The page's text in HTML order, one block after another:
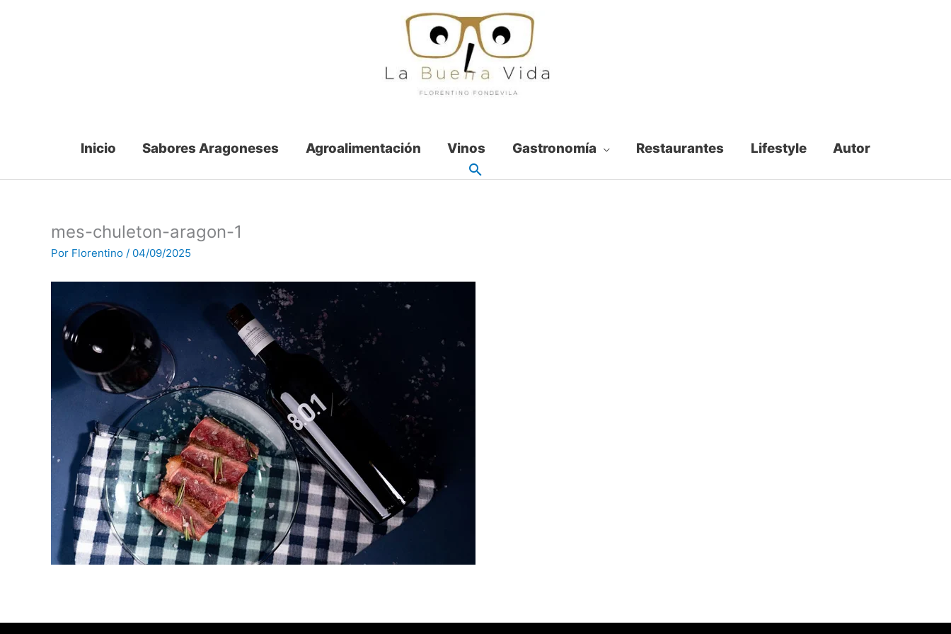
Inicio Sabores Aragoneses Agroalimentación Vinos Gastronomía Restaurantes Lifestyle Autor
mes-chuleton-aragon-1
Por Florentino / 04/09/2025